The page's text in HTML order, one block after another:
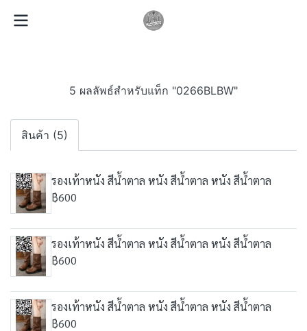
5 ผลลัพธ์สำหรับแท็ก "0266BLBW"
สินค้า (5)
รองเท้าหนัง สีน้ำตาล หนัง สีน้ำตาล หนัง สีน้ำตาล
฿600
รองเท้าหนัง สีน้ำตาล หนัง สีน้ำตาล หนัง สีน้ำตาล
฿600
รองเท้าหนัง สีน้ำตาล หนัง สีน้ำตาล หนัง สีน้ำตาล
฿600